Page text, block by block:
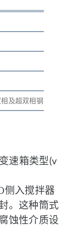
及超双相钢
速箱类型(v
侧入搅拌器
。这种筒式
蚀性介质设